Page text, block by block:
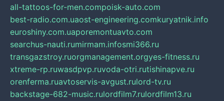
all-tattoos-for-men.compoisk-auto.com
best-radio.com.uaost-engineering.comkuryatnik.info
euroshiny.com.uaporemontuavto.com
searchus-nauti.rumirmam.infosmi366.ru
transgazstroy.ruorgmanagement.orgyes-fitness.ru
xtreme-rp.ruwasdpvp.ruvoda-otri.rutishinapve.ru
orenferma.ruavtoservis-avgust.rulord-tv.ru
backstage-682-music.rulordfilm7.rulordfilm13.ru